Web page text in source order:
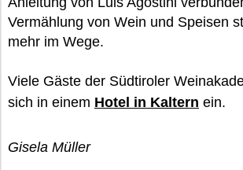
Vermählung von Wein und Speisen
mehr im Wege.
Viele Gäste der Südtiroler
sich in einem Hotel in Kaltern ein.
Gisela Müller